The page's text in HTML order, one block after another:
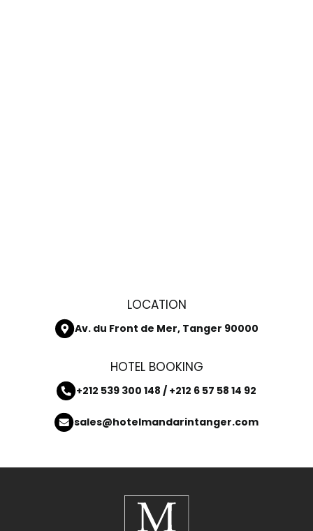
LOCATION
Av. du Front de Mer, Tanger 90000
HOTEL BOOKING
+212 539 300 148 / +212 6 57 58 14 92
sales@hotelmandarintanger.com